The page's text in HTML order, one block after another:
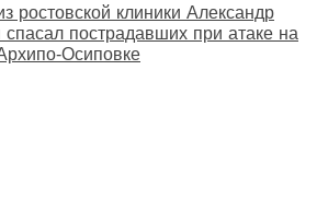
ростовской клиники Александр
пострадавших при атаке на